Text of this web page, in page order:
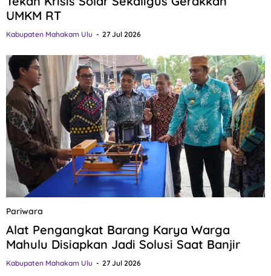
UMKM RT
Kabupaten Mahakam Ulu 27 Jul 2026
Pariwara
Alat Pengangkat Barang Karya Warga
Mahulu Disiapkan Jadi Solusi Saat Banjir
Kabupaten Mahakam Ulu 27 Jul 2026